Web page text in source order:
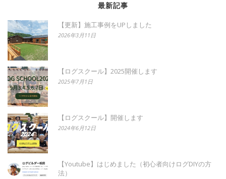
最新記事
【更新】施工事例をUPしました
2026年3月11日
【ログスクール】2025開催します
2025年7月1日
【ログスクール】開催します
2024年6月12日
【Youtube】はじめました（初心者向けログDIYの方
法）